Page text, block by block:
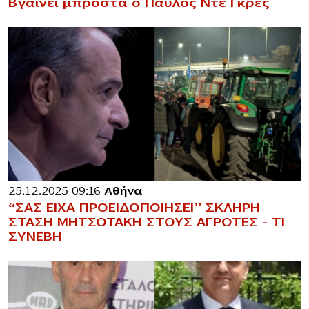
Βγαίνει μπροστά ο Παύλος Ντε Γκρες
25.12.2025 09:16 Αθήνα
“ΣΑΣ ΕΙΧΑ ΠΡΟΕΙΔΟΠΟΙΗΣΕΙ” ΣΚΛΗΡΗ
ΣΤΑΣΗ ΜΗΤΣΟΤΑΚΗ ΣΤΟΥΣ ΑΓΡΟΤΕΣ – ΤΙ
ΣΥΝΕΒΗ